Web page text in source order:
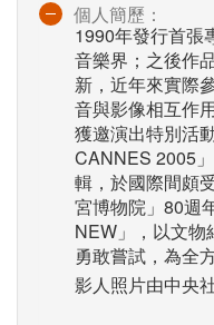
個人簡歷：
1990年發行首張
音樂界；之後作
新，近年來實際
音與影像相互作
獲邀演出特別活
CANNES 2005
輯，於國際間頗
宮博物院」80週
NEW」，以文物
勇敢嘗試，為全
影人照片由中央社